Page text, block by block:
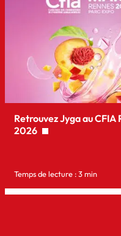
Retrouvez Jyga au CFIA
2026
Temps de lecture : 3 min